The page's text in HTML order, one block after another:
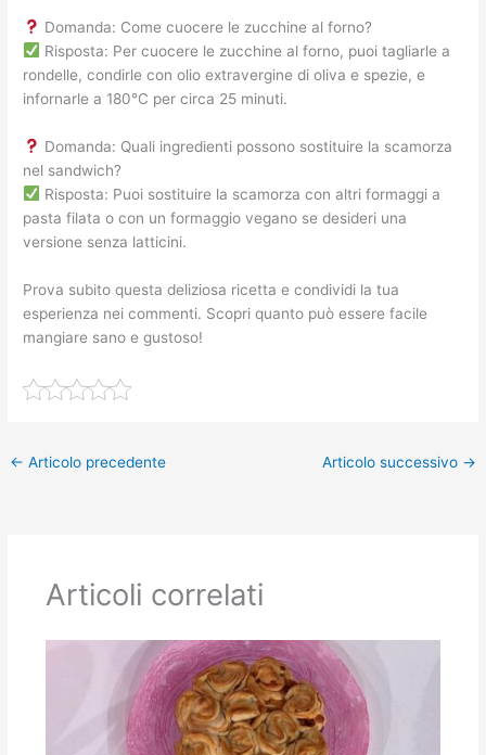
Domanda: Come cuocere le zucchine al forno?
Risposta: Per cuocere le zucchine al forno, puoi tagliarle a
rondelle, condirle con olio extravergine di oliva e spezie, e
infornarle a 180°C per circa 25 minuti.
Domanda: Quali ingredienti possono sostituire la scamorza
nel sandwich?
Risposta: Puoi sostituire la scamorza con altri formaggi a
pasta filata o con un formaggio vegano se desideri una
versione senza latticini.
Prova subito questa deliziosa ricetta e condividi la tua
esperienza nei commenti. Scopri quanto può essere facile
mangiare sano e gustoso!
← Articolo precedente Articolo successivo →
Articoli correlati